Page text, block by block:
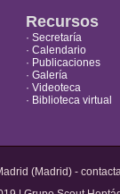
Recursos
· Secretaría
· Calendario
· Publicaciones
· Galería
· Videoteca
· Biblioteca virtual
(Madrid) -